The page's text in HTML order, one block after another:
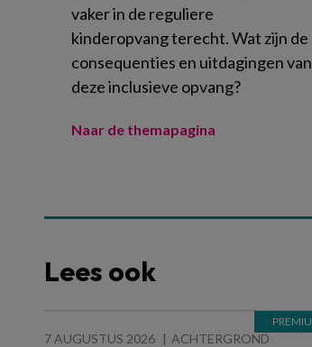
vaker in de reguliere
kinderopvang terecht. Wat zijn de
consequenties en uitdagingen van
deze inclusieve opvang?
Naar de themapagina
Lees ook
7 AUGUSTUS 2026 ACHTERGROND